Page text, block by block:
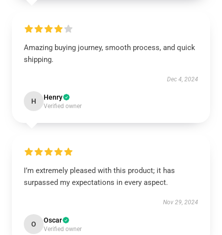
Amazing buying journey, smooth process, and quick
shipping.
Dec 4, 2024
H Henry
Verified owner
I’m extremely pleased with this product; it has
surpassed my expectations in every aspect.
Nov 29, 2024
O Oscar
Verified owner